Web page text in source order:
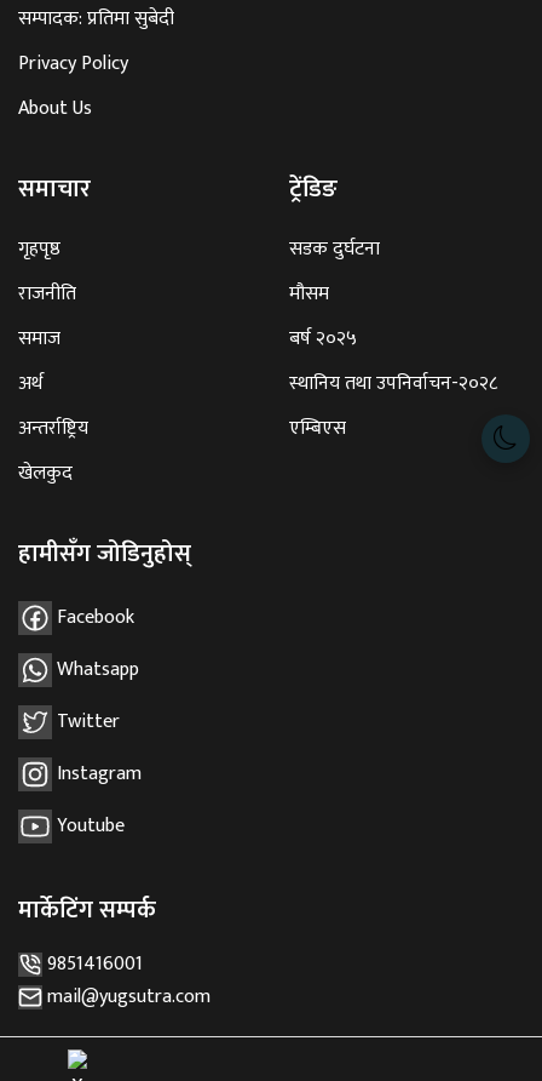
सम्पादक: प्रतिमा सुबेदी
Privacy Policy
About Us
समाचार
गृहपृष्ठ
राजनीति
समाज
अर्थ
अन्तर्राष्ट्रिय
खेलकुद
ट्रेंडिङ
सडक दुर्घटना
मौसम
बर्ष २०२५
स्थानिय तथा उपनिर्वाचन-२०२८
एम्बिएस
हामीसँग जोडिनुहोस्
Facebook
Whatsapp
Twitter
Instagram
Youtube
मार्केटिंग सम्पर्क
9851416001
mail@yugsutra.com